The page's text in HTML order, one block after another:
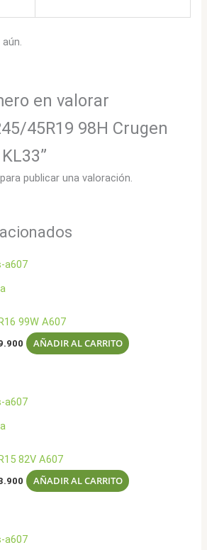
en valorar
45R19 98H Crugen
publicar una valoración.
99W A607
El
precio
AÑADIR AL CARRITO
82V A607
El
precio
AÑADIR AL CARRITO